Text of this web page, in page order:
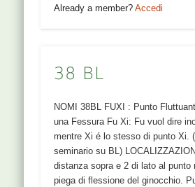
Already a member?Accedi
38 BL
NOMI 38BL FUXI : Punto
una Fessura Fu Xi: Fu vuol dire
mentre Xi é lo stesso di punto Xi.
seminario su BL)
distanza sopra e 2 di lato al punto
piega di flessione del ginocchio.